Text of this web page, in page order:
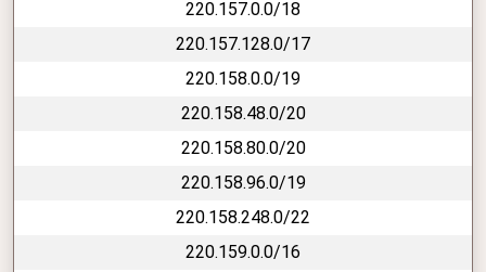
220.157.0.0/18
220.157.128.0/17
220.158.0.0/19
220.158.48.0/20
220.158.80.0/20
220.158.96.0/19
220.158.248.0/22
220.159.0.0/16